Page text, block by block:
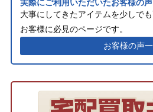
実際にご利用いただいたお客様の
大事にしてきたアイテムを少しで
お客様に必見のページです。
お客様の声